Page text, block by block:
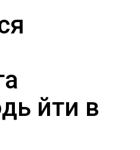
йти в